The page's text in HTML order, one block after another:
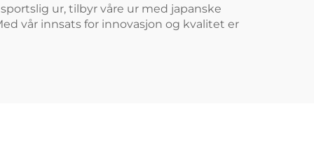
ur, tilbyr våre ur med japanske
vår innsats for innovasjon og kvalitet er